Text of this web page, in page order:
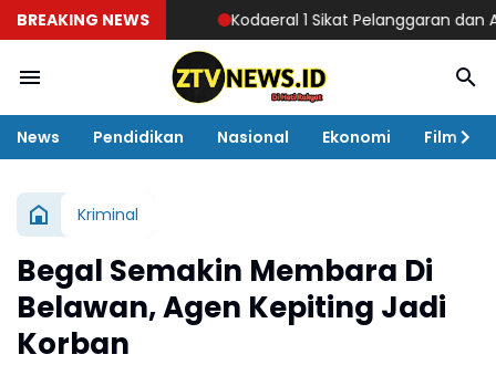
BREAKING NEWS Kodaeral 1 Sikat Pelanggaran dan
News Pendidikan Nasional Ekonomi Film
Kriminal
Begal Semakin Membara Di
Belawan, Agen Kepiting Jadi
Korban